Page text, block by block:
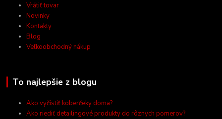
Vrátiť tovar
Novinky
Kontakty
Blog
Veľkoobchodný nákup
To najlepšie z blogu
Ako vyčistiť koberčeky doma?
Ako riediť detailingové produkty do rôznych pomerov?